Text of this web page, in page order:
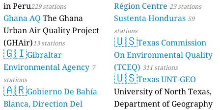
in Peru229 stations
Ghana AQ The Ghana
Urban Air Quality Project
(GHAir)13 stations
🇬🇮Gibraltar
Environmental Agency 7
stations
🇦🇷Gobierno De Bahía
Blanca, Direction Del
Région Centre 23 stations
Sustenta Honduras 59
stations
🇺🇸Texas Commission
On Environmental Quality
(TCEQ) 311 stations
🇺🇸Texas UNT-GEO
University of North Texas,
Department of Geography